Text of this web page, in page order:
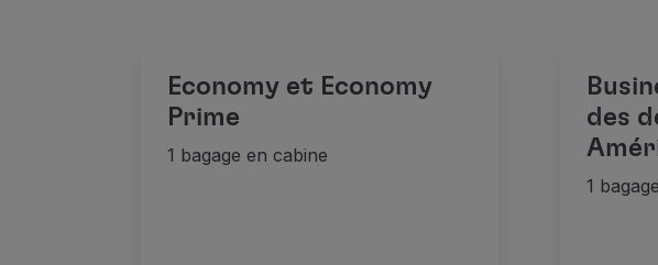
Economy et Economy
Prime
1 bagage en cabine
des
1